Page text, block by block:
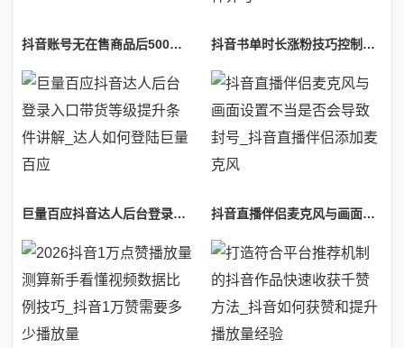
抖音账号无在售商品后500元保证金退回申请步骤_抖音商品保证金不交 抖音书单时长涨粉技巧控制视频时长提升完播率快速涨粉_想做抖音书单,怎样养号
巨量百应抖音达人后台登录入口带货等级提升条件讲解_达人如何登陆巨量百应 抖音直播伴侣麦克风与画面设置不当是否会导致封号_抖音直播伴侣添加麦克风